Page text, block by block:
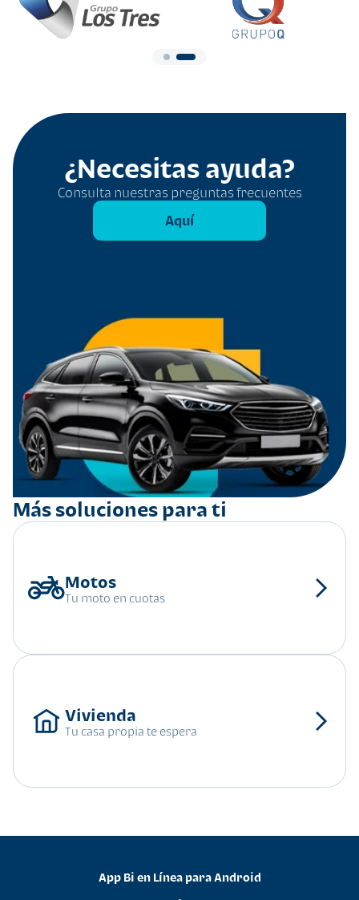
¿Necesitas ayuda?
Consulta nuestras preguntas frecuentes
Aquí
Más soluciones para ti
Tu moto en cuotas
Tu casa propia te espera
App Bi en Línea para Android